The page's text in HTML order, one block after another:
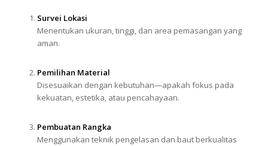
Survei Lokasi
Menentukan ukuran, tinggi, dan area pemasangan yang
aman.
Pemilihan Material
Disesuaikan dengan kebutuhan—apakah fokus pada
kekuatan, estetika, atau pencahayaan.
Pembuatan Rangka
Menggunakan teknik pengelasan dan baut berkualitas